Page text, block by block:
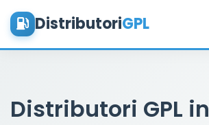
DistributoriGPL
Distributori GPL in